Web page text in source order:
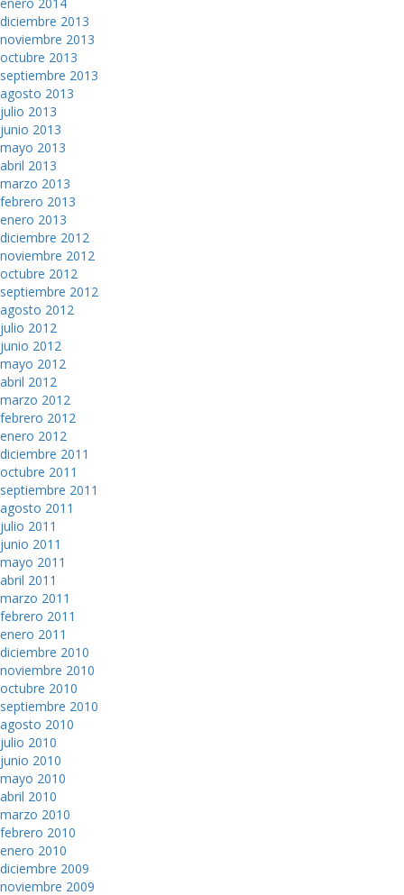
diciembre 2013
noviembre 2013
octubre 2013
septiembre 2013
agosto 2013
julio 2013
junio 2013
mayo 2013
abril 2013
marzo 2013
febrero 2013
enero 2013
diciembre 2012
noviembre 2012
octubre 2012
septiembre 2012
agosto 2012
julio 2012
junio 2012
mayo 2012
abril 2012
marzo 2012
febrero 2012
enero 2012
diciembre 2011
octubre 2011
septiembre 2011
agosto 2011
julio 2011
junio 2011
mayo 2011
abril 2011
marzo 2011
febrero 2011
enero 2011
diciembre 2010
noviembre 2010
octubre 2010
septiembre 2010
agosto 2010
julio 2010
junio 2010
mayo 2010
abril 2010
marzo 2010
febrero 2010
enero 2010
diciembre 2009
noviembre 2009